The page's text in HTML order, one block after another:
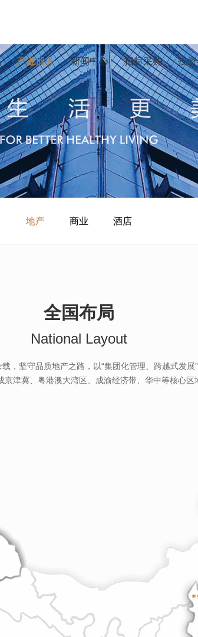
产业服务 新闻中心 招标采购 投
地产 商业 酒店
全国布局
National Layout
，坚守品质地产之路，以“集团化管理、跨越式发展”
津冀、粤港澳大湾区、成渝经济带、华中等核心区